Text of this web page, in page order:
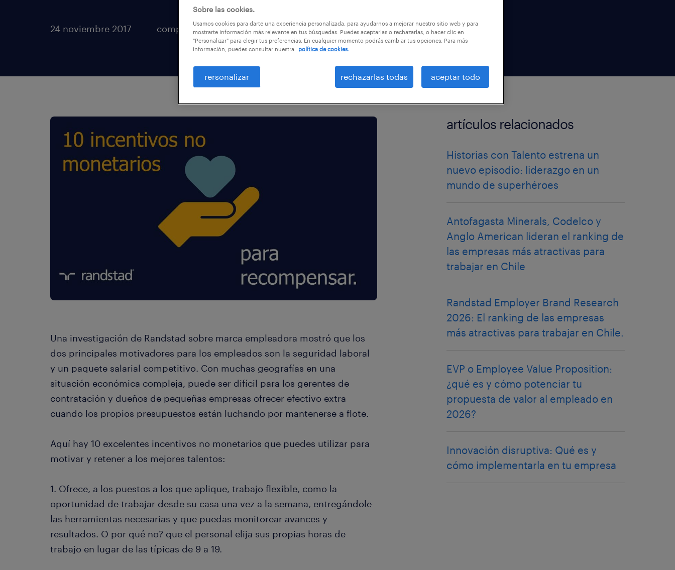
24 noviembre 2017 compartir artículos
Una investigación de Randstad sobre marca empleadora mostró que los
dos principales motivadores para los empleados son la seguridad laboral
y un paquete salarial competitivo. Con muchas geografías en una
situación económica compleja, puede ser difícil para los gerentes de
contratación y dueños de pequeñas empresas ofrecer efectivo extra
cuando los propios presupuestos están luchando por mantenerse a flote.
Aquí hay 10 excelentes incentivos no monetarios que puedes utilizar para
motivar y retener a los mejores talentos:
1. Ofrece, a los puestos a los que aplique, trabajo flexible, como la
oportunidad de trabajar desde su casa una vez a la semana, entregándole
las herramientas necesarias y que puedas monitorear avances y
resultados. O por qué no? que el personal elija sus propias horas de
trabajo en lugar de las típicas de 9 a 19.
artículos relacionados
Historias con Talento estrena un
nuevo episodio: liderazgo en un
mundo de superhéroes
Antofagasta Minerals, Codelco y
Anglo American lideran el ranking de
las empresas más atractivas para
trabajar en Chile
Randstad Employer Brand Research
2026: El ranking de las empresas
más atractivas para trabajar en Chile.
EVP o Employee Value Proposition:
¿qué es y cómo potenciar tu
propuesta de valor al empleado en
2026?
Innovación disruptiva: Qué es y
cómo implementarla en tu empresa
Sobre las cookies.
Usamos cookies para darte una experiencia personalizada, para ayudarnos a mejorar nuestro sitio web y para
mostrarte información más relevante en tus búsquedas. Puedes aceptarlas o rechazarlas, o hacer clic en
"Personalizar" para elegir tus preferencias. En cualquier momento podrás cambiar tus opciones. Para más
información, puedes consultar nuestra
política de cookies.
rersonalizar rechazarlas todas aceptar todo